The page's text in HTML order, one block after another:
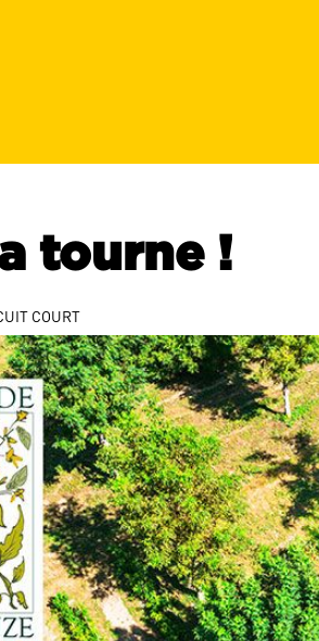
tourne !
COURT